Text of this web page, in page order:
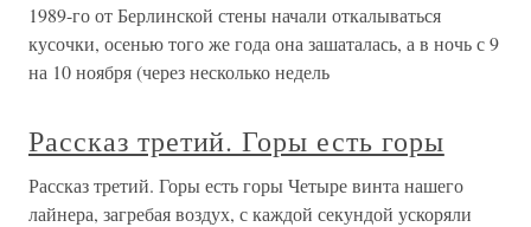
Глава 13 ВХОД ЧЕРЕЗ ВЫХОД: ОН ЖЕ ВДОХ ЧЕРЕЗ
ВЫДОХ В мае Плант решился прервать свое
добровольное заточение. Сам он описывает этот период
слонялся по сельским пабам, напивался пивом, бренчал
на фортепиано. Растолстел так, что